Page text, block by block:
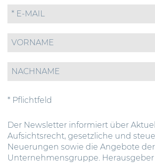
* Pflichtfeld
Der Newsletter informiert über
Aufsichtsrecht, gesetzliche und
Neuerungen sowie die Angebote der
Unternehmensgruppe. Herausgeber